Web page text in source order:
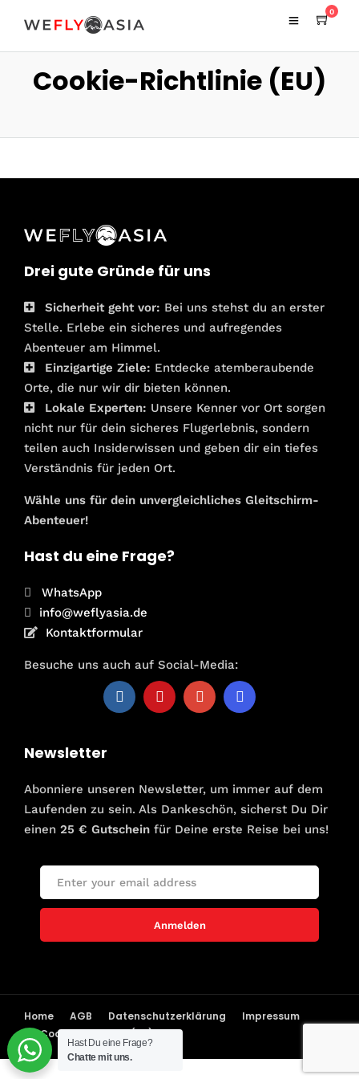
0
Cookie-Richtlinie (EU)
Drei gute Gründe für uns
Sicherheit geht vor: Bei uns stehst du an erster
Stelle. Erlebe ein sicheres und aufregendes
Abenteuer am Himmel.
Einzigartige Ziele: Entdecke atemberaubende
Orte, die nur wir dir bieten können.
Lokale Experten: Unsere Kenner vor Ort sorgen
nicht nur für dein sicheres Flugerlebnis, sondern
teilen auch Insiderwissen und geben dir ein tiefes
Verständnis für jeden Ort.
Wähle uns für dein unvergleichliches Gleitschirm-
Abenteuer!
Hast du eine Frage?
WhatsApp
info@weflyasia.de
Kontaktformular
Besuche uns auch auf Social-Media:
Newsletter
Abonniere unseren Newsletter, um immer auf dem
Laufenden zu sein. Als Dankeschön, sicherst Du Dir
einen 25 € Gutschein für Deine erste Reise bei uns!
Anmelden
Home AGB Datenschutzerklärung
Impressum
Cookie-Richtlinie (EU)
Hast Du eine Frage?
Chatte mit uns.